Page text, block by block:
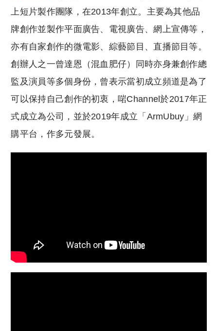
上短片製作團隊，在2013年創立。主要為其他品
牌創作並製作平面廣告、電視廣告、網上宣傳等，
亦有自家創作的微電影、綜藝節目、直播節目等。
創辦人之一曾達恩（混血肥仔）同時亦身兼創作總
監及演員等多個身份，曾表示當初成立頻道是為了
可以保持自己創作的初衷，啱Channel於2017年正
式成立為公司，並於2019年成立「ArmUbuy」網
購平台，作多元發展。